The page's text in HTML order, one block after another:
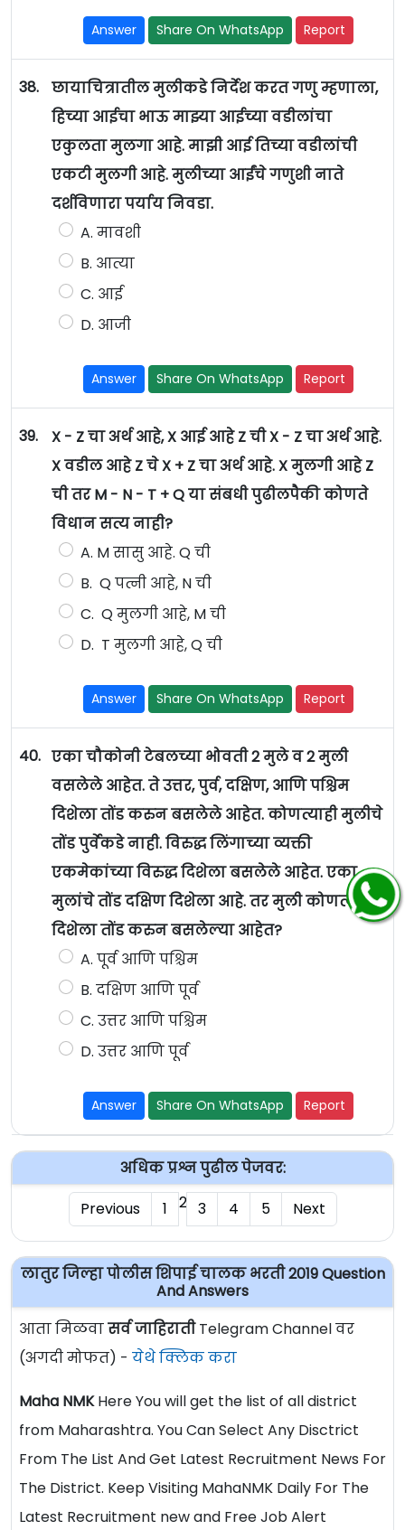
Answer Share On WhatsApp Report
38.
छायाचित्रातील मुलीकडे निर्देश करत गणु म्हणाला,
हिच्या आईचा भाऊ माझ्या आईच्या वडीलांचा
एकुलता मुलगा आहे. माझी आई तिच्या वडीलांची
एकटी मुलगी आहे. मुलीच्या आईंचे गणुशी नाते
दर्शविणारा पर्याय निवडा.
A. मावशी
B. आत्या
C. आई
D. आजी
Answer Share On WhatsApp Report
39.
X - Z चा अर्थ आहे, X आई आहे Z ची X - Z चा अर्थ आहे.
X वडील आहे Z चे X + Z चा अर्थ आहे. X मुलगी आहे Z
ची तर M - N - T + Q या संबधी पुढीलपैकी कोणते
विधान सत्य नाही?
A. M सासु आहे. Q ची
B. Q पत्नी आहे, N ची
C. Q मुलगी आहे, M ची
D. T मुलगी आहे, Q ची
Answer Share On WhatsApp Report
40. एका चौकोनी टेबलच्या भोवती 2 मुले व 2 मुली
वसलेले आहेत. ते उत्तर, पुर्व, दक्षिण, आणि पश्चिम
दिशेला तोंड करुन बसलेले आहेत. कोणत्याही मुलीचे
तोंड पुर्वेकडे नाही. विरुद्ध लिंगाच्या व्यक्ती
एकमेकांच्या विरुद्ध दिशेला बसलेले आहेत. एका
मुलांचे तोंड दक्षिण दिशेला आहे. तर मुली कोणत्या
दिशेला तोंड करुन बसलेल्या आहेत?
A. पूर्व आणि पश्चिम
B. दक्षिण आणि पूर्व
C. उत्तर आणि पश्चिम
D. उत्तर आणि पूर्व
Answer Share On WhatsApp Report
अधिक प्रश्न पुढील पेजवर:
Previous
1 2 3 4 5 Next
लातुर जिल्हा पोलीस शिपाई चालक भरती 2019 Question
And Answers
आता मिळवासर्व जाहिरातीTelegram Channel वर
(अगदी मोफत) - येथे क्लिक करा
Maha NMKHere You will get the list of all district
from Maharashtra. You Can Select Any Disctrict
From The List And Get Latest Recruitment News For
The District. Keep Visiting MahaNMK Daily For The
Latest Recruitment new and Free Job Alert